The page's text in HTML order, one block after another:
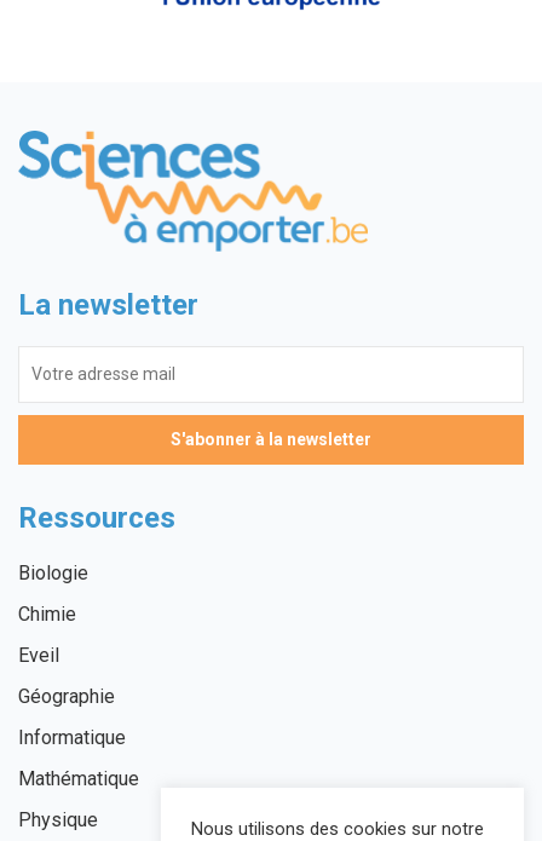
La newsletter
Ressources
Biologie
Chimie
Eveil
Géographie
Informatique
Mathématique
Physique
Nous utilisons des cookies sur notre